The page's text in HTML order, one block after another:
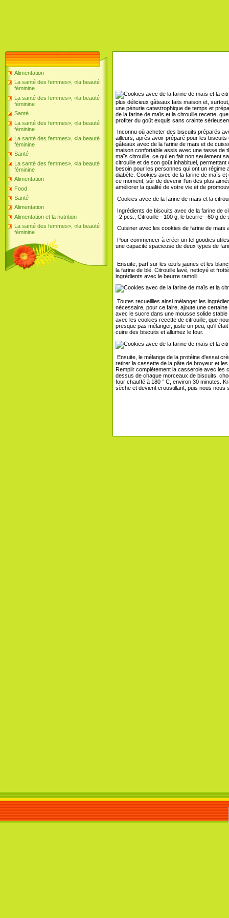
Alimentation
La santé des femmes», «la beauté
féminine
La santé des femmes», «la beauté
féminine
Santé
La santé des femmes», «la beauté
féminine
La santé des femmes», «la beauté
féminine
Santé
La santé des femmes», «la beauté
féminine
Alimentation
Food
Santé
Alimentation
Alimentation et la nutrition
La santé des femmes», «la beauté
féminine
plus délicieux gâteaux faits maison et,
une pénurie catastrophique de temps et
de la farine de maïs et la citrouille recette,
profiter du goût exquis sans crainte
Inconnu où acheter des biscuits préparés
ailleurs, après avoir préparé pour les
gâteaux avec de la farine de maïs et de
maison confortable assis avec une tasse de
maïs citrouille, ce qui en fait non seulement
citrouille et de son goût inhabituel,
besoin pour les personnes qui ont un régime
diabète. Cookies avec de la farine de maïs
ce moment, sûr de devenir l'un des plus
améliorer la qualité de votre vie et de
Cookies avec de la farine de maïs et la
Ingrédients de biscuits avec de la farine de
- 2 pcs., Citrouille - 100 g, le beurre - 60 g
Cuisiner avec les cookies de farine de maïs
Pour commencer à créer un tel goodies
une capacité spacieuse de deux types de
Ensuite, part sur les œufs jaunes et les
la farine de blé. Citrouille lavé, nettoyé et
ingrédients avec le beurre ramolli.
Toutes recueillies ainsi mélanger les
nécessaire, pour ce faire, ajoute une
avec le sucre dans une mousse solide
avec les cookies recette de citrouille, que
presque pas mélanger, juste un peu, qu'il
cuire des biscuits et allumez le four.
Ensuite, le mélange de la protéine d'essai
retirer la cassette de la pâte de broyeur et
Remplir complètement la casserole avec
dessus de chaque morceaux de biscuits,
four chauffé à 180 ° C, environ 30 minutes.
sèche et devient croustillant, puis nous nous